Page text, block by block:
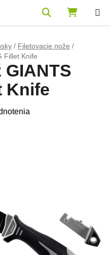
/ Filetovacie nože /
Fillet Knife
Knife
0,0 z 5 hviezdičiek.